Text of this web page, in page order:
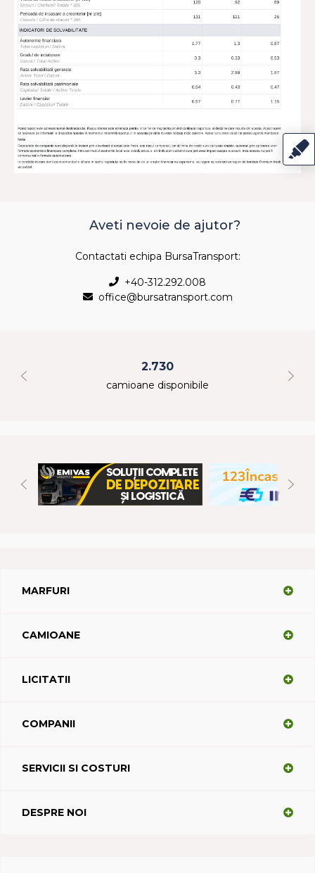
Aveti nevoie de ajutor?
Contactati echipa BursaTransport:
+40-312.292.008
office@bursatransport.com
2.730
camioane disponibile
MARFURI
CAMIOANE
LICITATII
COMPANII
SERVICII SI COSTURI
DESPRE NOI